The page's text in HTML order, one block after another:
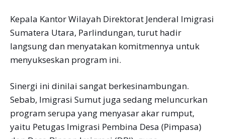
Kepala Kantor Wilayah Direktorat Jenderal Imigrasi
Sumatera Utara, Parlindungan, turut hadir
langsung dan menyatakan komitmennya untuk
menyukseskan program ini.
Sinergi ini dinilai sangat berkesinambungan.
Sebab, Imigrasi Sumut juga sedang meluncurkan
program serupa yang menyasar akar rumput,
yaitu Petugas Imigrasi Pembina Desa (Pimpasa)